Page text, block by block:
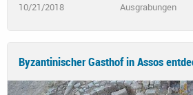
10/21/2018 Ausgrabungen
Byzantinischer Gasthof in Assos